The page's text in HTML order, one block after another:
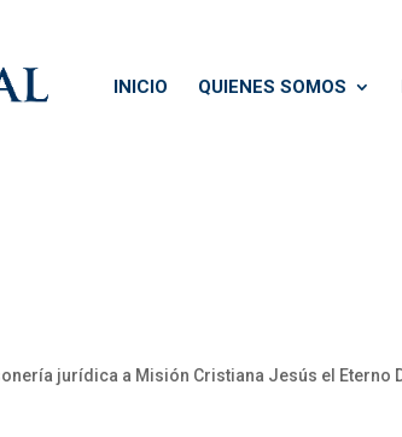
INICIO QUIENES SOMOS
jurídica a Misión Cristiana Jesús el Eterno